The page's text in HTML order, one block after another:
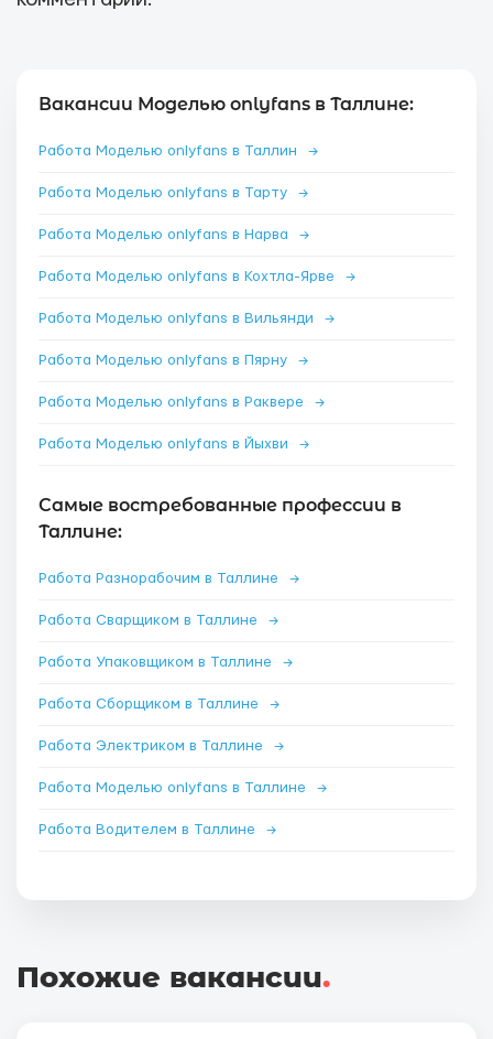
Вакансии Моделью onlyfans в Таллине:
Работа Моделью onlyfans в Таллин →
Работа Моделью onlyfans в Тарту →
Работа Моделью onlyfans в Нарва →
Работа Моделью onlyfans в Кохтла-Ярве →
Работа Моделью onlyfans в Вильянди →
Работа Моделью onlyfans в Пярну →
Работа Моделью onlyfans в Раквере →
Работа Моделью onlyfans в Йыхви →
Самые востребованные профессии в
Таллине:
Работа Разнорабочим в Таллине →
Работа Сварщиком в Таллине →
Работа Упаковщиком в Таллине →
Работа Сборщиком в Таллине →
Работа Электриком в Таллине →
Работа Моделью onlyfans в Таллине →
Работа Водителем в Таллине →
Похожие вакансии.